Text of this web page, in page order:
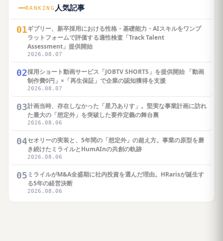
RANKING 人気記事
01ギブリー、新卒採用における性格・基礎能力・AIスキルをワンプ
ラットフォームで評価する適性検査「Track Talent
Assessment」提供開始
2026.08.07
02採用ショート動画サービス「JOBTV SHORTS」を提供開始 「動画
制作費0円」×「再生保証」で企業の認知獲得を支援
2026.08.07
03計画当時、存在しなかった「星乃ありす」。堅実な事業計画に訪れ
た最大の「想定外」を突破した要件定義の舞台裏
2026.08.06
04セオリーの実装と、5年間の「想定外」の超え方。事業の原型を磨
き続けたミライルとHumAInの共創の軌跡
2026.08.06
05 ミライルがM&A全盛期に社内投資を選んだ理由。HRarisが誕生す
る5年の経営決断
2026.08.06